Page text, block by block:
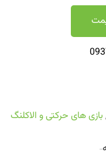
حرکتی و الاکلنگ